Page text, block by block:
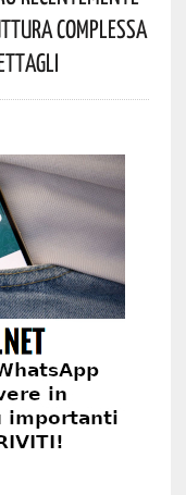
Complessa